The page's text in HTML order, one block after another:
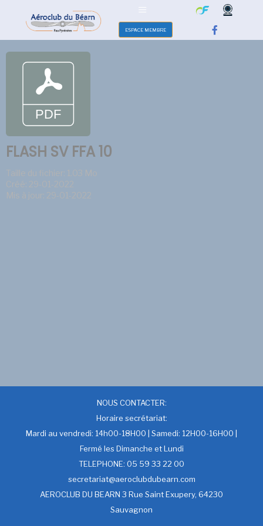
ESPACE MEMBRE
FLASH SV FFA 10
Taille du fichier: 1.03 Mo
Créé: 29-01-2022
Mis à jour: 29-01-2022
NOUS CONTACTER:
Horaire secrétariat:
Mardi au vendredi: 14h00-18H00 | Samedi: 12H00-16H00 |
Fermé les Dimanche et Lundi
TELEPHONE: 05 59 33 22 00
secretariat@aeroclubdubearn.com
AEROCLUB DU BEARN 3 Rue Saint Exupery, 64230
Sauvagnon